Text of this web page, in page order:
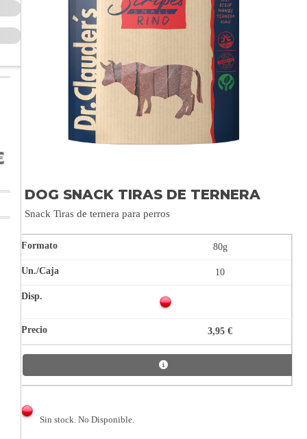
DOG SNACK TIRAS DE TERNERA
Snack Tiras de ternera para perros
80g
10
3,95 €
Sin stock. No Disponible.